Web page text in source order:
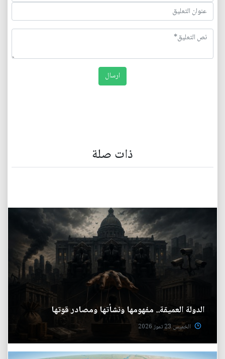
ذات صلة
الدولة العميقة.. مفهومها ونشأتها ومصادر قوتها
الخميس 23 تموز 2026